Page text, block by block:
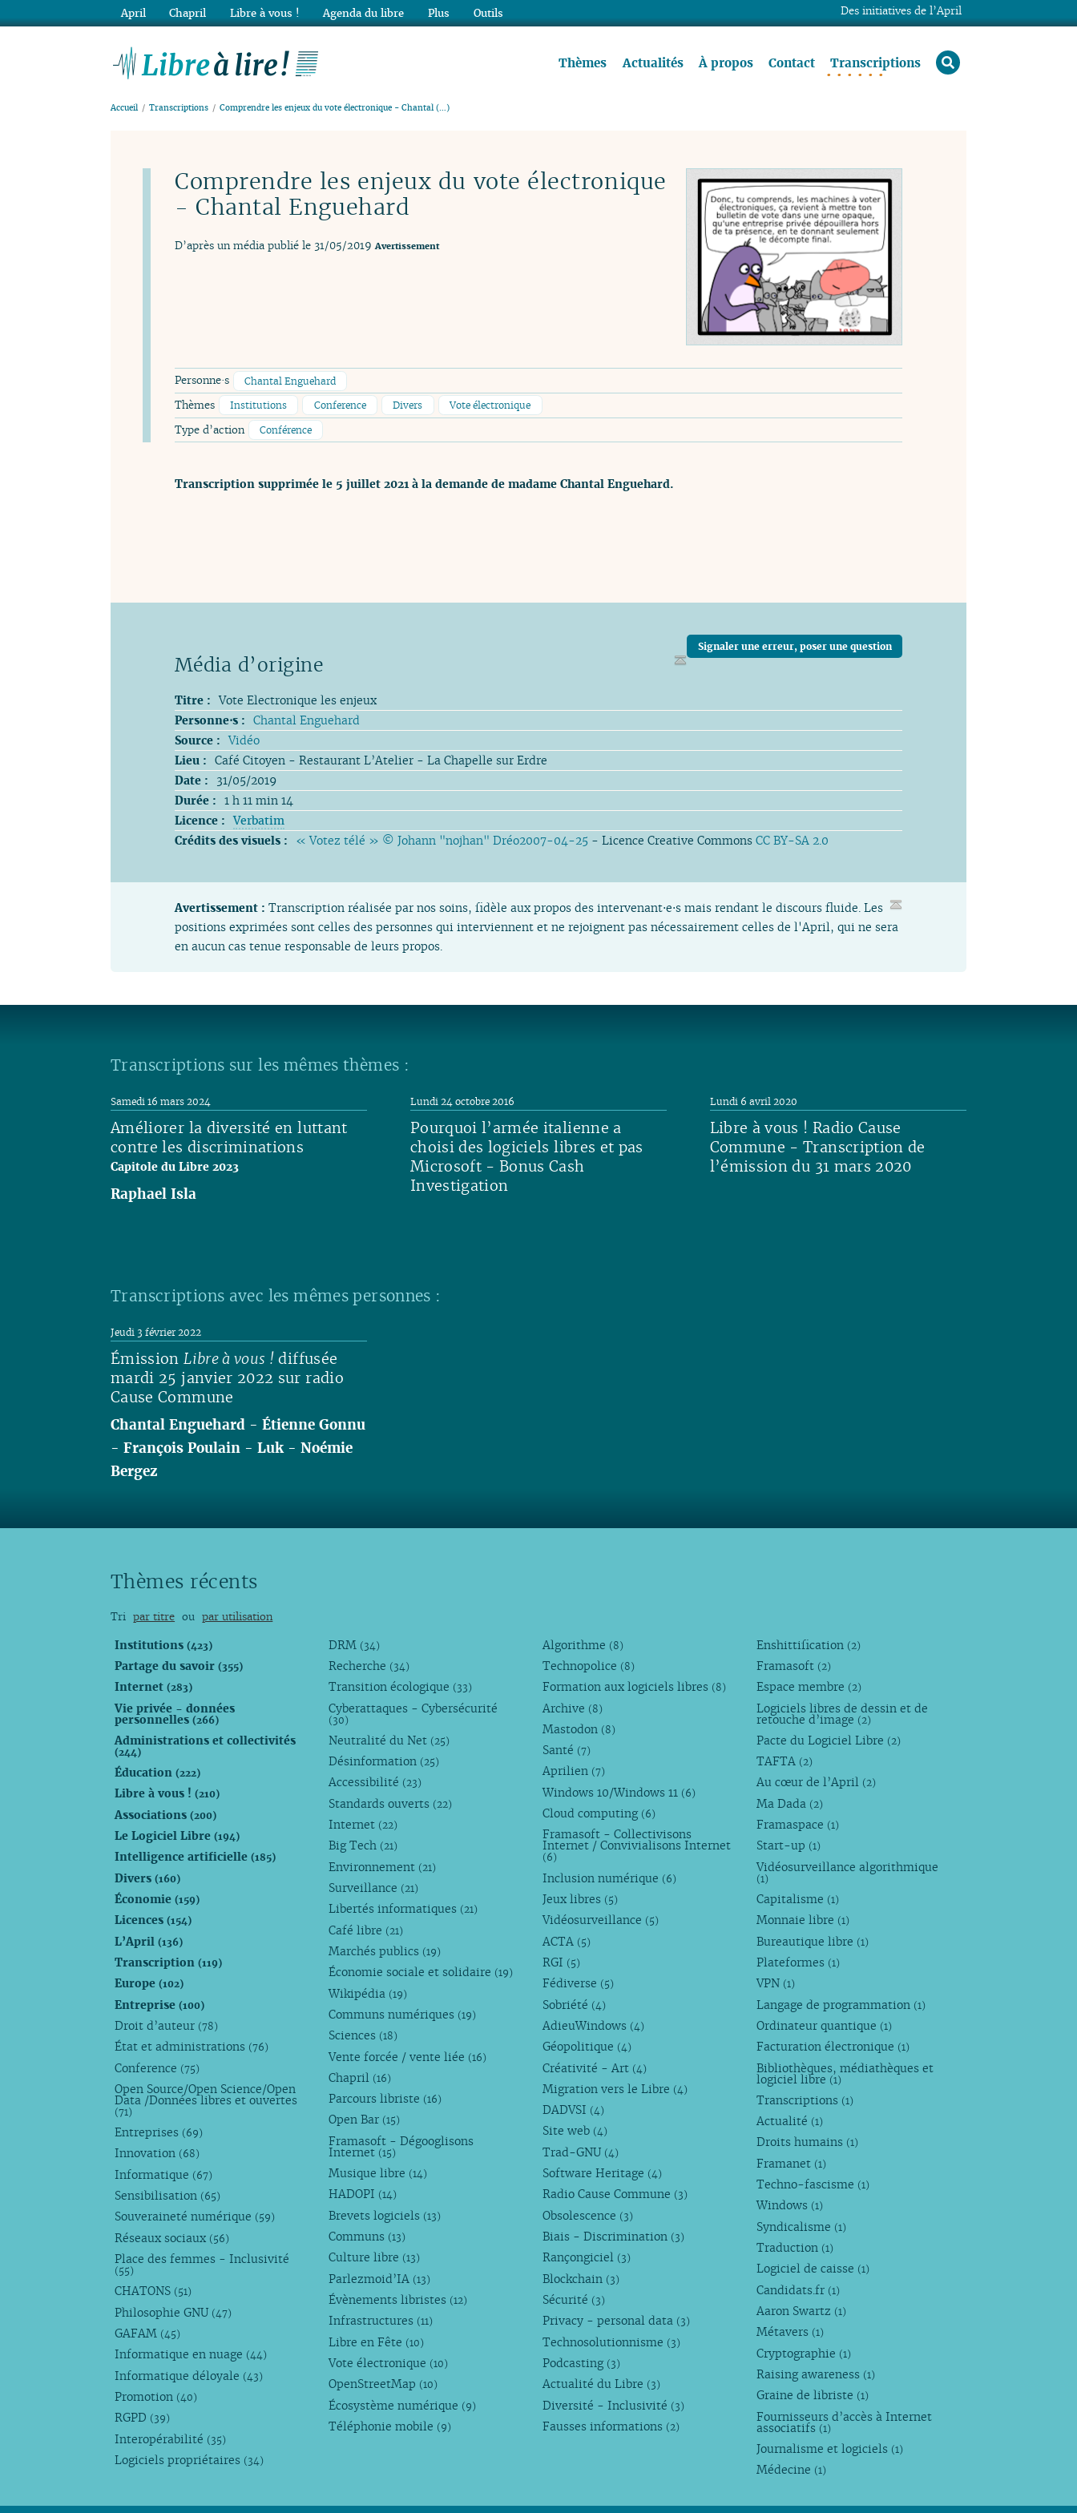
Thèmes Actualités À propos Contact Transcriptions rechercher
Accueil Transcriptions Comprendre les enjeux du vote électronique - Chantal (…)
Comprendre les enjeux du vote électronique
- Chantal Enguehard
D’après un média publié le 31/05/2019 Avertissement
Personne·s Chantal Enguehard
Thèmes Institutions Conference Divers Vote électronique
Type d’action Conférence
Transcription supprimée le 5 juillet 2021 à la demande de madame Chantal Enguehard.
Signaler une erreur, poser une question
Média d’origine
Titre : Vote Electronique les enjeux
Personne⋅s : Chantal Enguehard
Source : Vidéo
Lieu : Café Citoyen - Restaurant L’Atelier - La Chapelle sur Erdre
Date :
31/05/2019
Durée : 1 h 11 min 14
Licence : Verbatim
Crédits des visuels :
« Votez télé » © Johann "nojhan" Dréo2007-04-25 - Licence Creative Commons CC BY-SA 2.0
Avertissement : Transcription réalisée par nos soins, fidèle aux propos des intervenant⋅e⋅s mais rendant le discours fluide. Les
positions exprimées sont celles des personnes qui interviennent et ne rejoignent pas nécessairement celles de l'April, qui ne sera
en aucun cas tenue responsable de leurs propos.
Transcriptions sur les mêmes thèmes :
Améliorer la diversité en luttant
contre les discriminations
Capitole du Libre 2023
Samedi 16 mars 2024
Raphael Isla
Pourquoi l’armée italienne a
choisi des logiciels libres et pas
Microsoft - Bonus Cash
Investigation
Lundi 24 octobre 2016
Libre à vous ! Radio Cause
Commune - Transcription de
l’émission du 31 mars 2020
Lundi 6 avril 2020
Transcriptions avec les mêmes personnes :
ÉmissionLibre à vous ! diffusée
mardi 25 janvier 2022 sur radio
Cause Commune
Jeudi 3 février 2022
Chantal Enguehard - Étienne Gonnu
- François Poulain - Luk- Noémie
Bergez
Thèmes récents
Tri par titre ou par utilisation
Institutions(423)
Partage du savoir(355)
Internet(283)
Vie privée - données
personnelles(266)
Administrations et collectivités
(244)
Éducation(222)
Libre à vous !(210)
Associations(200)
Le Logiciel Libre(194)
Intelligence artificielle(185)
Divers(160)
Économie(159)
Licences(154)
L’April(136)
Transcription(119)
Europe(102)
Entreprise(100)
Droit d’auteur (78)
État et administrations (76)
Conference (75)
Open Source/Open Science/Open
Data /Données libres et ouvertes
(71)
Entreprises (69)
Innovation (68)
Informatique (67)
Sensibilisation (65)
Souveraineté numérique (59)
Réseaux sociaux (56)
Place des femmes - Inclusivité
(55)
CHATONS (51)
Philosophie GNU (47)
GAFAM (45)
Informatique en nuage (44)
Informatique déloyale (43)
Promotion (40)
RGPD (39)
Interopérabilité (35)
Logiciels propriétaires (34)
DRM (34)
Recherche (34)
Transition écologique (33)
Cyberattaques - Cybersécurité
(30)
Neutralité du Net (25)
Désinformation (25)
Accessibilité (23)
Standards ouverts (22)
Internet (22)
Big Tech (21)
Environnement (21)
Surveillance (21)
Libertés informatiques (21)
Café libre (21)
Marchés publics (19)
Économie sociale et solidaire (19)
Wikipédia (19)
Communs numériques (19)
Sciences (18)
Vente forcée / vente liée (16)
Chapril (16)
Parcours libriste (16)
Open Bar (15)
Framasoft - Dégooglisons
Internet (15)
Musique libre (14)
HADOPI (14)
Brevets logiciels (13)
Communs (13)
Culture libre (13)
Parlezmoid’IA (13)
Évènements libristes (12)
Infrastructures (11)
Libre en Fête (10)
Vote électronique (10)
OpenStreetMap (10)
Écosystème numérique (9)
Téléphonie mobile (9)
Algorithme (8)
Technopolice (8)
Formation aux logiciels libres (8)
Archive (8)
Mastodon (8)
Santé (7)
Aprilien (7)
Windows 10/Windows 11 (6)
Cloud computing (6)
Framasoft - Collectivisons
Internet / Convivialisons Internet
(6)
Inclusion numérique (6)
Jeux libres (5)
Vidéosurveillance (5)
ACTA (5)
RGI (5)
Fédiverse (5)
Sobriété (4)
AdieuWindows (4)
Géopolitique (4)
Créativité - Art (4)
Migration vers le Libre (4)
DADVSI (4)
Site web (4)
Trad-GNU (4)
Software Heritage (4)
Radio Cause Commune (3)
Obsolescence (3)
Biais - Discrimination (3)
Rançongiciel (3)
Blockchain (3)
Sécurité (3)
Privacy - personal data (3)
Technosolutionnisme (3)
Podcasting (3)
Actualité du Libre (3)
Diversité - Inclusivité (3)
Fausses informations (2)
Enshittification (2)
Framasoft (2)
Espace membre (2)
Logiciels libres de dessin et de
retouche d’image (2)
Pacte du Logiciel Libre (2)
TAFTA (2)
Au cœur de l’April (2)
Ma Dada (2)
Framaspace (1)
Start-up (1)
Vidéosurveillance algorithmique
(1)
Capitalisme (1)
Monnaie libre (1)
Bureautique libre (1)
Plateformes (1)
VPN (1)
Langage de programmation (1)
Ordinateur quantique (1)
Facturation électronique (1)
Bibliothèques, médiathèques et
logiciel libre (1)
Transcriptions (1)
Actualité (1)
Droits humains (1)
Framanet (1)
Techno-fascisme (1)
Windows (1)
Syndicalisme (1)
Traduction (1)
Logiciel de caisse (1)
Candidats.fr (1)
Aaron Swartz (1)
Métavers (1)
Cryptographie (1)
Raising awareness (1)
Graine de libriste (1)
Fournisseurs d’accès à Internet
associatifs (1)
Journalisme et logiciels (1)
Médecine (1)
Des initiatives de l’April
April Chapril Libre à vous ! Agenda du libre Plus Outils